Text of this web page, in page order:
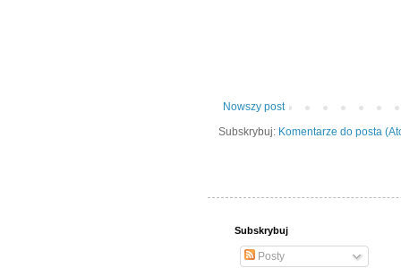
Nowszy post
Subskrybuj: Komentarze do posta
Subskrybuj
Posty